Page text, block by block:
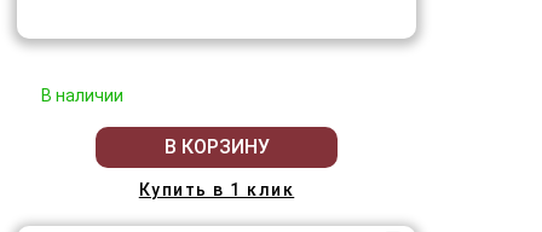
В наличии
В КОРЗИНУ
Купить в 1 клик